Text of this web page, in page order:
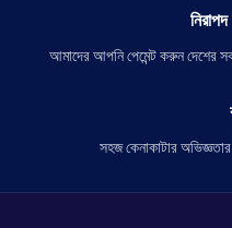
আমাদের আপনি পেমেন্ট করুন দেশের
সহজ কেনাকাটার